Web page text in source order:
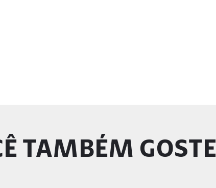
TAMBÉM GOSTE